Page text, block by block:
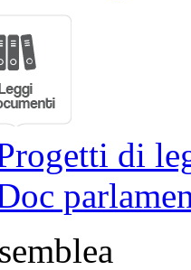
di